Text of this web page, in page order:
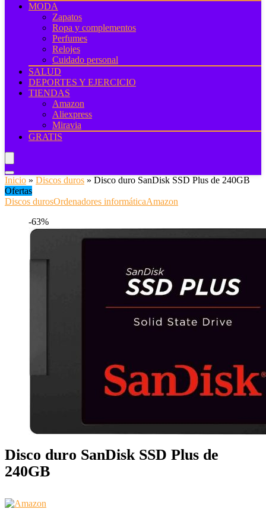
MODA
Zapatos
Ropa y complementos
Perfumes
Relojes
Cuidado personal
SALUD
DEPORTES Y EJERCICIO
TIENDAS
Amazon
Aliexpress
Miravia
GRATIS
Inicio » Discos duros » Disco duro SanDisk SSD Plus de 240GB
Ofertas
Discos durosOrdenadores informáticaAmazon
-63%
Disco duro SanDisk SSD Plus de
240GB